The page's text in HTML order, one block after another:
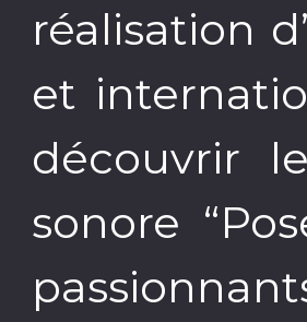
réalisation
et
découvrir
sonore